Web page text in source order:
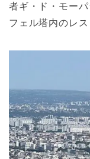
者ギ・ド・モー
フェル塔内のレ